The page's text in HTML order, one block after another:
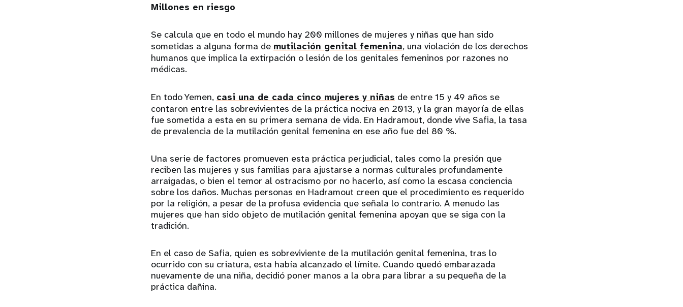
Millones en riesgo
Se calcula que en todo el mundo hay 200 millones de mujeres y niñas que han sido
sometidas a alguna forma de mutilación genital femenina, una violación de los derechos
humanos que implica la extirpación o lesión de los genitales femeninos por razones no
médicas.
En todo Yemen, casi una de cada cinco mujeres y niñas de entre 15 y 49 años se
contaron entre las sobrevivientes de la práctica nociva en 2013, y la gran mayoría de ellas
fue sometida a esta en su primera semana de vida. En Hadramout, donde vive Safia, la tasa
de prevalencia de la mutilación genital femenina en ese año fue del 80 %.
Una serie de factores promueven esta práctica perjudicial, tales como la presión que
reciben las mujeres y sus familias para ajustarse a normas culturales profundamente
arraigadas, o bien el temor al ostracismo por no hacerlo, así como la escasa conciencia
sobre los daños. Muchas personas en Hadramout creen que el procedimiento es requerido
por la religión, a pesar de la profusa evidencia que señala lo contrario. A menudo las
mujeres que han sido objeto de mutilación genital femenina apoyan que se siga con la
tradición.
En el caso de Safia, quien es sobreviviente de la mutilación genital femenina, tras lo
ocurrido con su criatura, esta había alcanzado el límite. Cuando quedó embarazada
nuevamente de una niña, decidió poner manos a la obra para librar a su pequeña de la
práctica dañina.